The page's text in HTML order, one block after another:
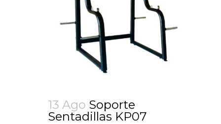
13 Ago Soporte
Sentadillas KP07